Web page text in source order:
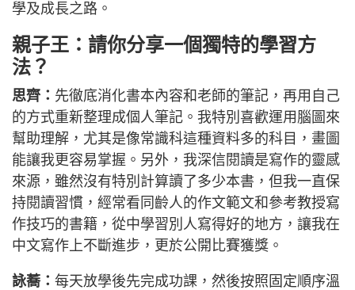
學及成長之路。
親子王：請你分享一個獨特的學習方
法？
思齊： 先徹底消化書本內容和老師的筆記，再用自己
的方式重新整理成個人筆記。我特別喜歡運用腦圖來
幫助理解，尤其是像常識科這種資料多的科目，畫圖
能讓我更容易掌握。另外，我深信閱讀是寫作的靈感
來源，雖然沒有特別計算讀了多少本書，但我一直保
持閱讀習慣，經常看同齡人的作文範文和參考教授寫
作技巧的書籍，從中學習別人寫得好的地方，讓我在
中文寫作上不斷進步，更於公開比賽獲獎。
詠蕎： 每天放學後先完成功課，然後按照固定順序溫